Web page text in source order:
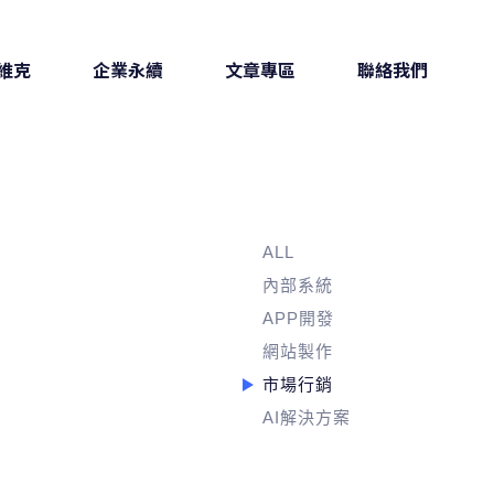
ALL
內部系統
APP開發
網站製作
市場行銷
AI解決方案